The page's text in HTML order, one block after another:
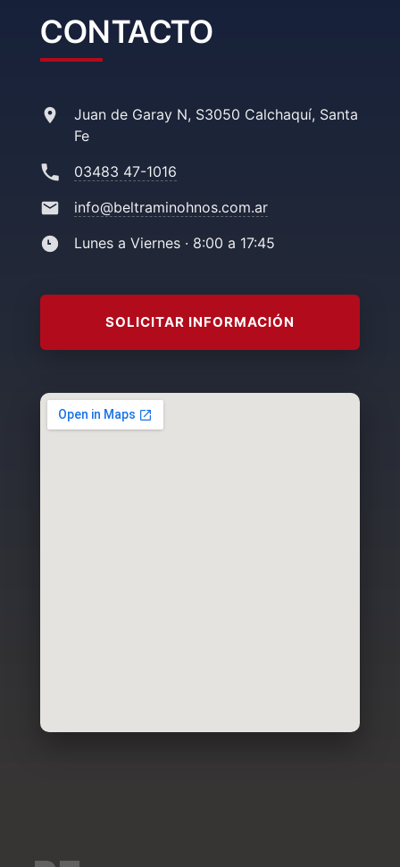
CONTACTO
Juan de Garay N, S3050 Calchaquí, Santa
Fe
03483 47-1016
info@beltraminohnos.com.ar
Lunes a Viernes · 8:00 a 17:45
SOLICITAR INFORMACIÓN